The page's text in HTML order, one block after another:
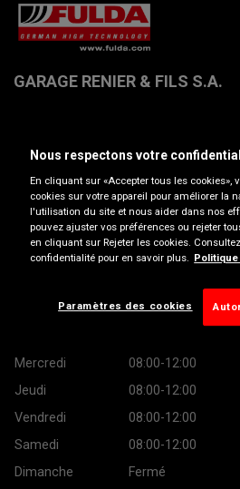
GARAGE RENIER & FILS S.A.
Obtenir directions
Afficher le numéro de téléphone
08:00-12:00
Mercredi
08:00-12:00
Jeudi
08:00-12:00
Vendredi
08:00-12:00
Samedi
08:00-12:00
Dimanche
Fermé
Nous respectons votre
En cliquant sur «Accepter tous les cookies»,
cookies sur votre appareil pour améliorer la
l'utilisation du site et nous aider dans nos
pouvez ajuster vos préférences ou rejeter
en cliquant sur Rejeter les cookies.
confidentialité pour en savoir plus.
Paramètres des cookies